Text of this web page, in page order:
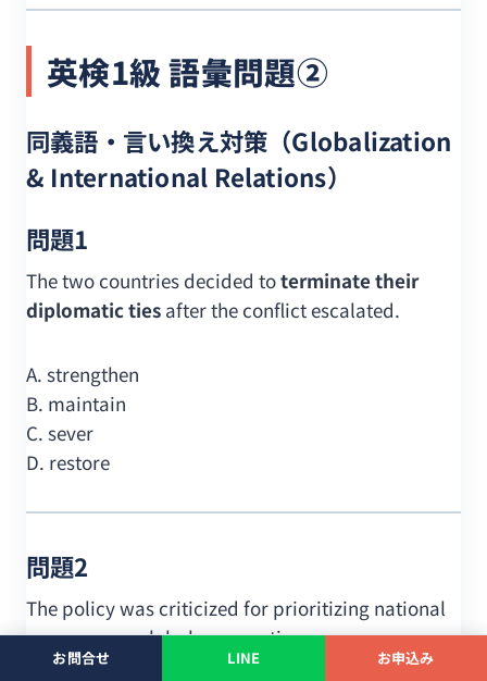
お問合せ LINE お申込み
英検1級 語彙問題②
同義語・言い換え対策（Globalization
& International Relations）
問題1
The two countries decided toterminate their
diplomatic ties after the conflict escalated.
A. strengthen
B. maintain
C. sever
D. restore
問題2
The policy was criticized for prioritizing national
______ over global cooperation.